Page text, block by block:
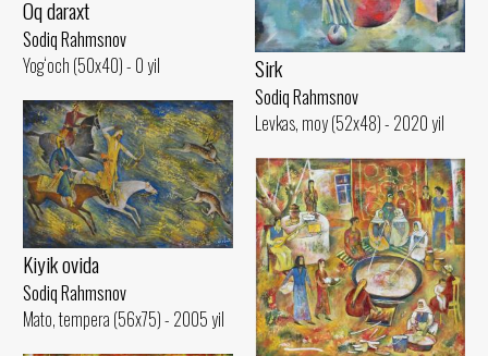
Oq daraxt
Sodiq Rahmsnov
Yog‘och (50x40) - 0 yil
Sirk
Sodiq Rahmsnov
Levkas, moy (52x48) - 2020 yil
Kiyik ovida
Sodiq Rahmsnov
Mato, tempera (56x75) - 2005 yil